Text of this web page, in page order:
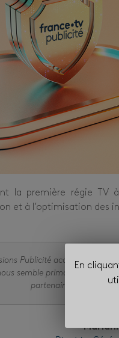
la première régie
et à l’optimisation des
Publicité accélère sa
semble primordial de faire
partenaires dans leurs
En